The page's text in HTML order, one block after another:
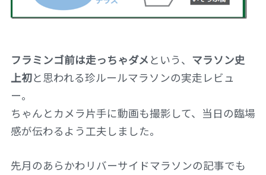
フラミンゴ前は走っちゃダメ という、 マラソン史
上初と思われる珍ルールマラソンの実走レビュ
ー。
ちゃんとカメラ片手に動画も撮影して、当日の臨場
感が伝わるよう工夫しました。
先月のあらかわリバーサイドマラソンの記事でも